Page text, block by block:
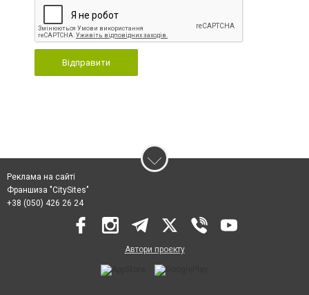
Відправити
Реклама на сайті
Франшиза "CitySites"
+38 (050) 426 26 24
Автори проєкту